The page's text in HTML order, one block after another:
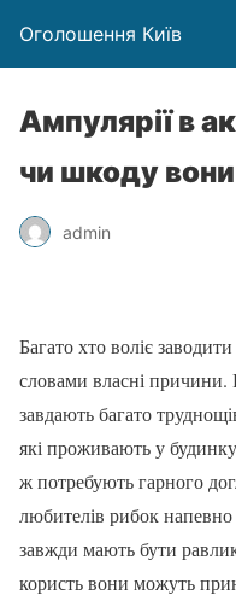
Оголошення Київ
Ампулярії в
чи шкоду
admin
Багато хто воліє
словами власні причини.
завдають багато
які проживають у
ж потребують гарного
любителів рибок
завжди мають бути
користь вони можуть